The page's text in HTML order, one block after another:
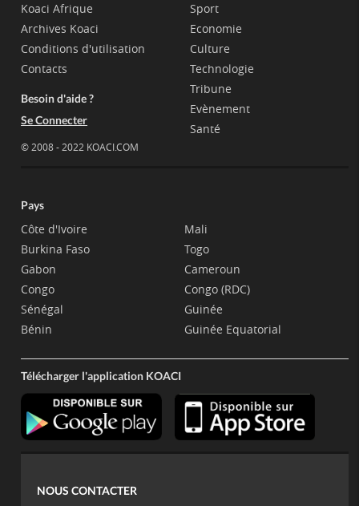
Koaci Afrique
Archives Koaci
Conditions d'utilisation
Contacts
Besoin d'aide ?
Se Connecter
© 2008 - 2022 KOACI.COM
Sport
Economie
Culture
Technologie
Tribune
Evènement
Santé
Pays
Côte d'Ivoire
Burkina Faso
Gabon
Congo
Sénégal
Bénin
Mali
Togo
Cameroun
Congo (RDC)
Guinée
Guinée Equatorial
Télécharger l'application KOACI
NOUS CONTACTER